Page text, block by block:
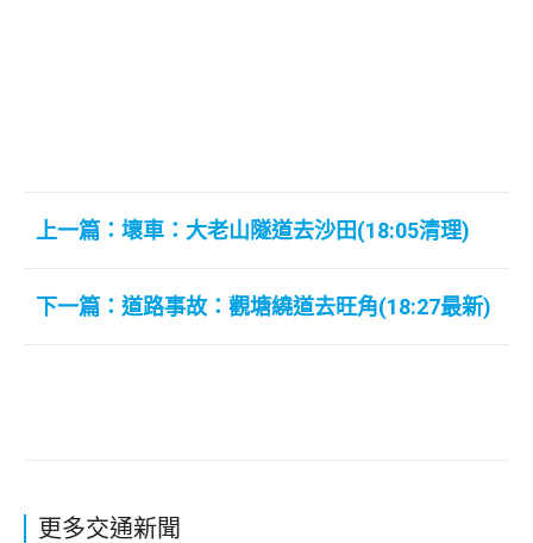
上一篇：壞車：大老山隧道去沙田(18:05清理)
下一篇：道路事故：觀塘繞道去旺角(18:27最新)
更多交通新聞